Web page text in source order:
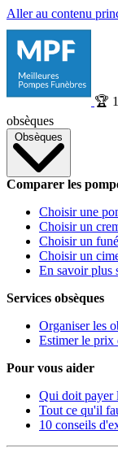
Aller au contenu
🏆 1
obsèques
Obsèques
Comparer les
Choisir une
Choisir un
Choisir un
Choisir un
En savoir plus
Services obsèques
Organiser les
Estimer le prix
Pour vous aider
Qui doit payer
Tout ce qu'il
10 conseils